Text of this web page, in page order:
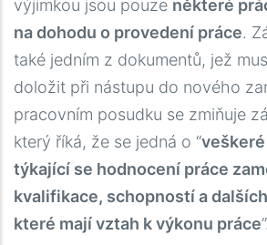
výjimkou jsou pouze některé
na dohodu o provedení práce.
také jedním z dokumentů, jež
doložit při nástupu do nového
pracovním posudku se zmiňuje
který říká, že se jedná o “
týkající se hodnocení práce
kvalifikace, schopností a
které mají vztah k výkonu práce”.